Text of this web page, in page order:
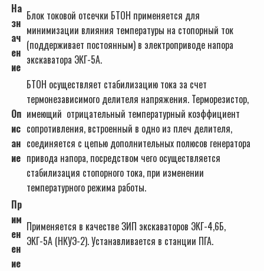
На
зн
ач
ен
ие
Блок токовой отсечки БТОН применяется для
минимизации влияния температуры на стопорный ток
(поддерживает постоянным) в электроприводе напора
экскаватора ЭКГ-5А.
Оп
ис
ан
ие
БТОН осуществляет стабилизацию тока за счет
термонезависимого делителя напряжения. Терморезистор,
имеющий отрицательный температурный коэффициент
сопротивления, встроенный в одно из плеч делителя,
соединяется с цепью дополнительных полюсов генератора
привода напора, посредством чего осуществляется
стабилизация стопорного тока, при изменении
температурного режима работы.
Пр
им
ен
ен
ие
Применяется в качестве ЗИП экскаваторов ЭКГ-4,6Б,
ЭКГ-5А (НКУЭ-2). Устанавливается в станции ПГА.